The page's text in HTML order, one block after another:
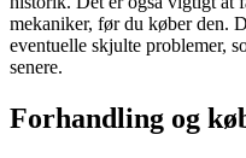
mekaniker, før du køber den.
eventuelle skjulte problemer,
senere.
Forhandling og